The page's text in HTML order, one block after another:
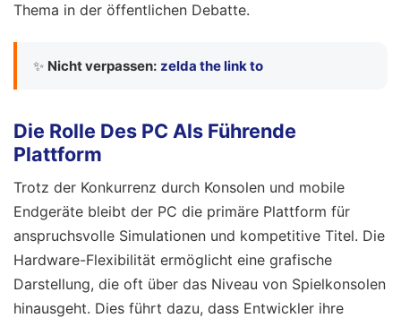
Thema in der öffentlichen Debatte.
✨ Nicht verpassen: zelda the link to
Die Rolle Des PC Als Führende
Plattform
Trotz der Konkurrenz durch Konsolen und mobile
Endgeräte bleibt der PC die primäre Plattform für
anspruchsvolle Simulationen und kompetitive Titel. Die
Hardware-Flexibilität ermöglicht eine grafische
Darstellung, die oft über das Niveau von Spielkonsolen
hinausgeht. Dies führt dazu, dass Entwickler ihre